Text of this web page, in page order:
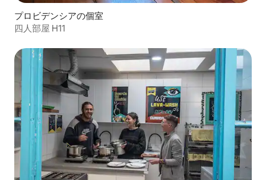
プロビデンシアの個室
四人部屋 H11